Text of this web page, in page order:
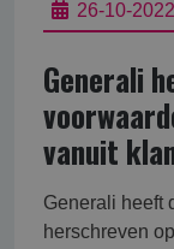
26-10-2022
Generali
vanuit
Generali heeft
herschreven